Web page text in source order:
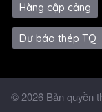
Hàng cập cảng
Dự báo thép TQ
© 2026 Bản quyền